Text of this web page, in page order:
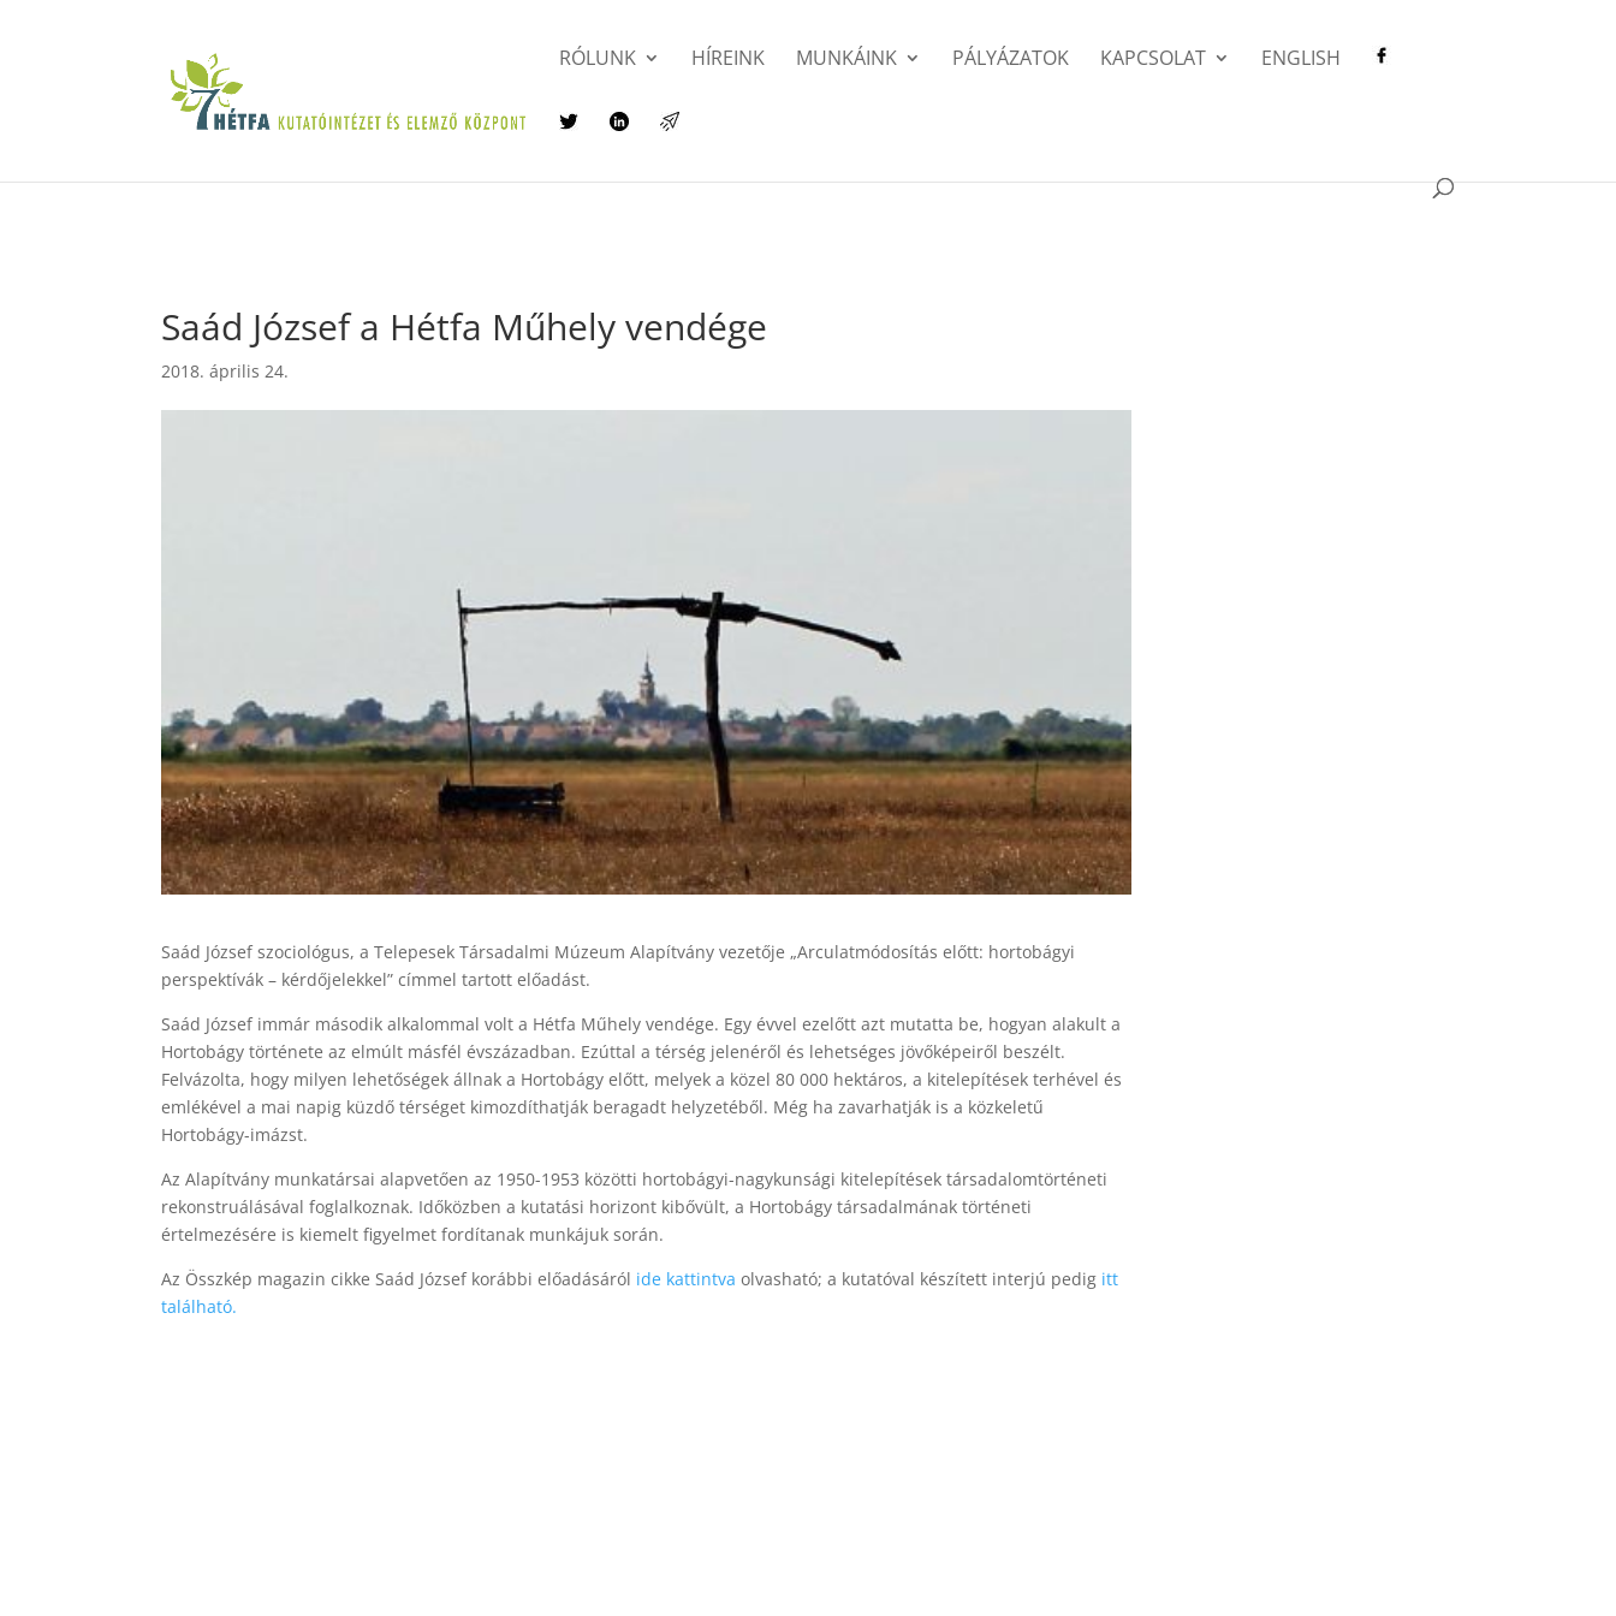
RÓLUNK HÍREINK MUNKÁINK PÁLYÁZATOK KAPCSOLAT ENGLISH
Saád József a Hétfa Műhely vendége
2018. április 24.
Saád József szociológus, a Telepesek Társadalmi Múzeum Alapítvány vezetője „Arculatmódosítás előtt: hortobágyi
perspektívák – kérdőjelekkel” címmel tartott előadást.
Saád József immár második alkalommal volt a Hétfa Műhely vendége. Egy évvel ezelőtt azt mutatta be, hogyan alakult a
Hortobágy története az elmúlt másfél évszázadban. Ezúttal a térség jelenéről és lehetséges jövőképeiről beszélt.
Felvázolta, hogy milyen lehetőségek állnak a Hortobágy előtt, melyek a közel 80 000 hektáros, a kitelepítések terhével és
emlékével a mai napig küzdő térséget kimozdíthatják beragadt helyzetéből. Még ha zavarhatják is a közkeletű
Hortobágy-imázst.
Az Alapítvány munkatársai alapvetően az 1950-1953 közötti hortobágyi-nagykunsági kitelepítések társadalomtörténeti
rekonstruálásával foglalkoznak. Időközben a kutatási horizont kibővült, a Hortobágy társadalmának történeti
értelmezésére is kiemelt figyelmet fordítanak munkájuk során.
Az Összkép magazin cikke Saád József korábbi előadásáról ide kattintva olvasható; a kutatóval készített interjú pedig itt
található.